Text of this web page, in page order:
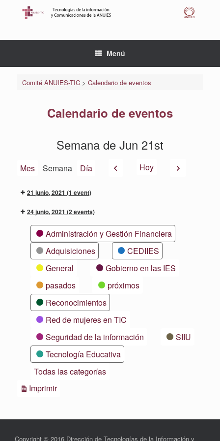
Menú
Comité ANUIES-TIC> Calendario de eventos
Calendario de eventos
Semana de Jun 21st
Mes Semana Día AnteriorHoy Siguiente
21 junio, 2021 (1 event)
24 junio, 2021 (2 events)
CategoríasAdministración y Gestión Financiera
Adquisiciones
CEDIIES
General
Gobierno en las IES
pasados
próximos
Reconocimientos
Red de mujeres en TIC
Seguridad de la información
SIIU
Tecnología Educativa
Todas las categorías
ImprimirVistas
Copyright © 2016 Dirección de Tecnologías de la Información y